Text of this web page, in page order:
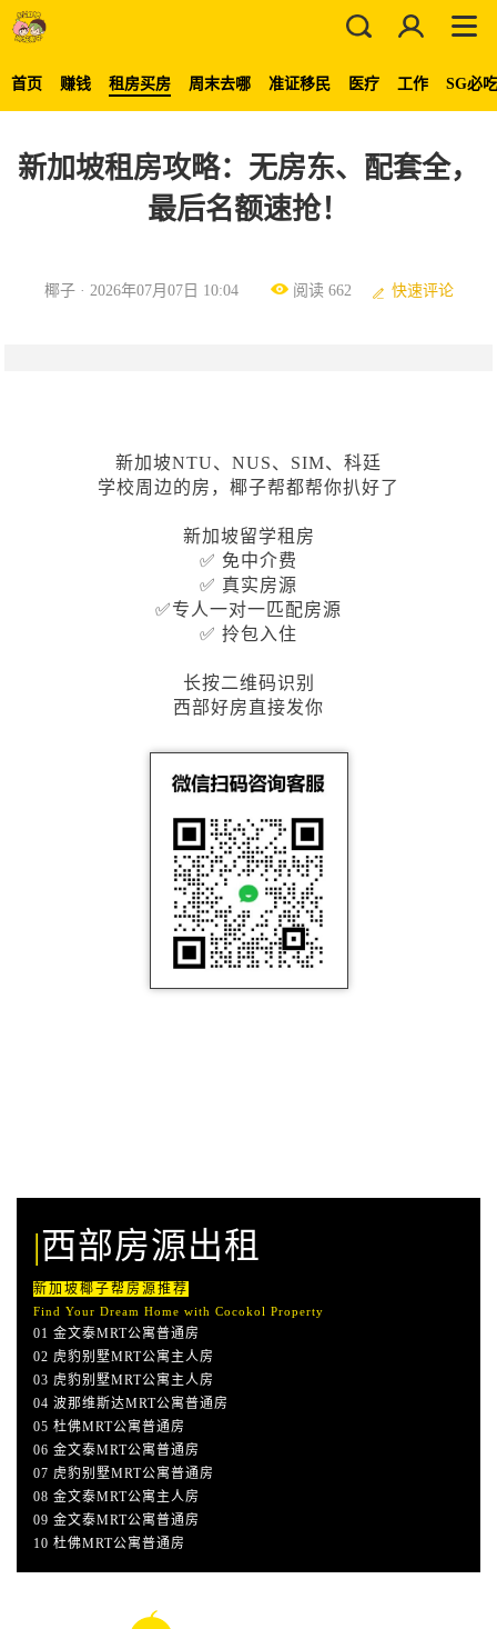
首页 赚钱 租房买房 周末去哪 准证移民 医疗 工作 SG必
新加坡租房攻略：无房东、配套全，
最后名额速抢！
椰子 · 2026年07月07日 10:04 阅读 662 快速评论
新加坡NTU、NUS、SIM、科廷
学校周边的房，椰子帮都帮你扒好了
新加坡留学租房
✅ 免中介费
✅ 真实房源
✅专人一对一匹配房源
✅ 拎包入住
长按二维码识别
西部好房直接发你
|西部房源出租
新加坡椰子帮房源推荐
Find Your Dream Home with Cocokol Property
01 金文泰MRT公寓普通房
02 虎豹别墅MRT公寓主人房
03 虎豹别墅MRT公寓主人房
04 波那维斯达MRT公寓普通房
05 杜佛MRT公寓普通房
06 金文泰MRT公寓普通房
07 虎豹别墅MRT公寓普通房
08 金文泰MRT公寓主人房
09 金文泰MRT公寓普通房
10 杜佛MRT公寓普通房